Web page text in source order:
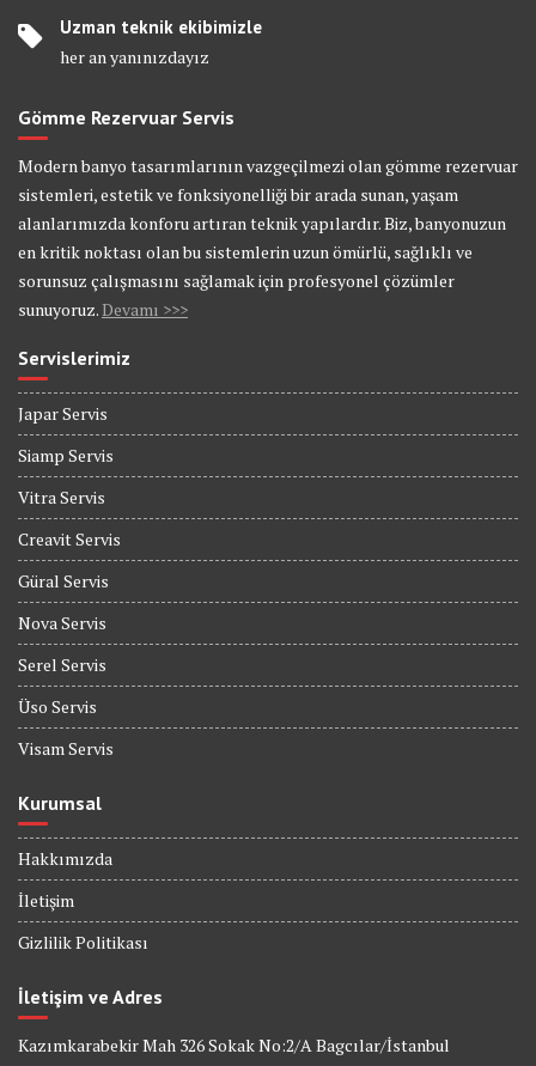
Uzman teknik ekibimizle
her an yanınızdayız
Gömme Rezervuar Servis
Modern banyo tasarımlarının vazgeçilmezi olan gömme rezervuar
sistemleri, estetik ve fonksiyonelliği bir arada sunan, yaşam
alanlarımızda konforu artıran teknik yapılardır. Biz, banyonuzun
en kritik noktası olan bu sistemlerin uzun ömürlü, sağlıklı ve
sorunsuz çalışmasını sağlamak için profesyonel çözümler
sunuyoruz.Devamı >>>
Servislerimiz
Japar Servis
Siamp Servis
Vitra Servis
Creavit Servis
Güral Servis
Nova Servis
Serel Servis
Üso Servis
Visam Servis
Kurumsal
Hakkımızda
İletişim
Gizlilik Politikası
İletişim ve Adres
Kazımkarabekir Mah 326 Sokak No:2/A Bagcılar/İstanbul